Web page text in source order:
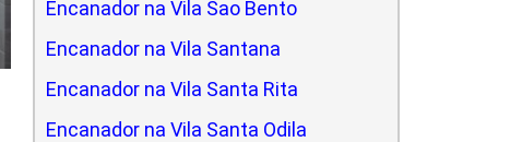
Encanador na Vila Sao Bento
Encanador na Vila Santana
Encanador na Vila Santa Rita
Encanador na Vila Santa Odila